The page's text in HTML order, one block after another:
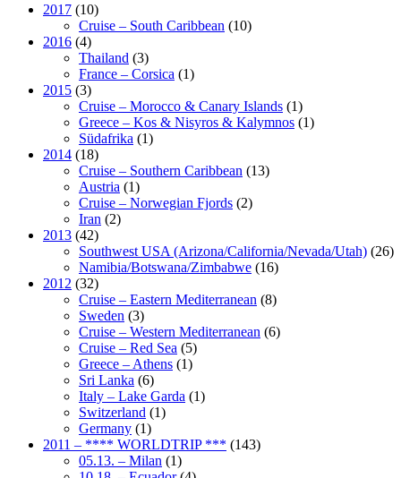
2017 (10)
Cruise – South Caribbean (10)
2016 (4)
Thailand (3)
France – Corsica (1)
2015 (3)
Cruise – Morocco & Canary Islands (1)
Greece – Kos & Nisyros & Kalymnos (1)
Südafrika (1)
2014 (18)
Cruise – Southern Caribbean (13)
Austria (1)
Cruise – Norwegian Fjords (2)
Iran (2)
2013 (42)
Southwest USA (Arizona/California/Nevada/Utah) (26)
Namibia/Botswana/Zimbabwe (16)
2012 (32)
Cruise – Eastern Mediterranean (8)
Sweden (3)
Cruise – Western Mediterranean (6)
Cruise – Red Sea (5)
Greece – Athens (1)
Sri Lanka (6)
Italy – Lake Garda (1)
Switzerland (1)
Germany (1)
2011 – **** WORLDTRIP *** (143)
05.13. – Milan (1)